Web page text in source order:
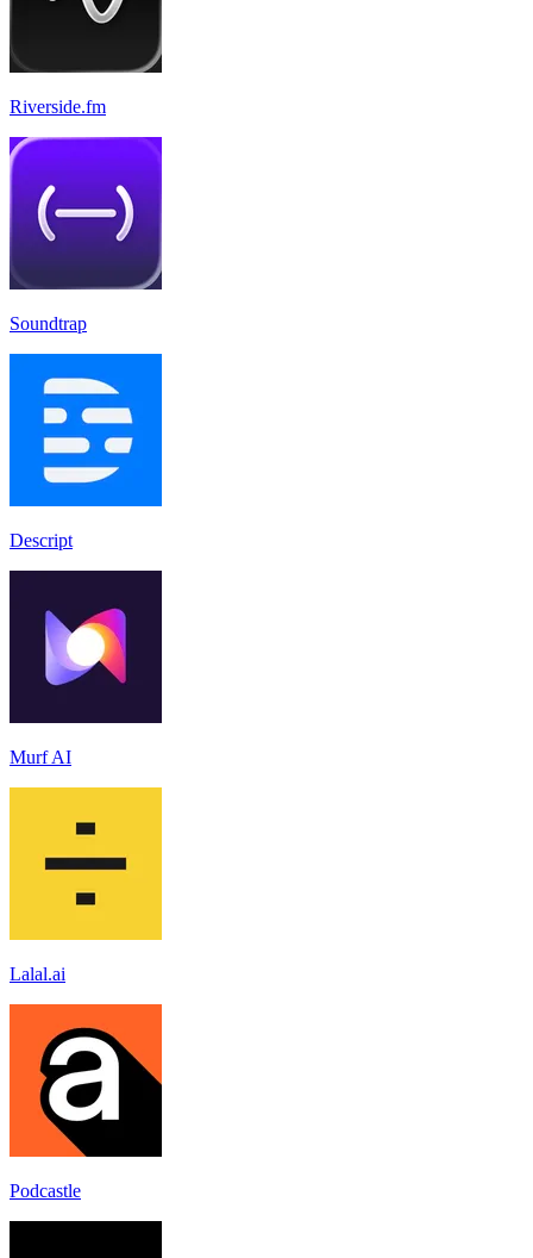
Riverside.fm
Soundtrap
Descript
Murf AI
Lalal.ai
Podcastle